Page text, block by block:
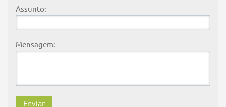
Assunto:
Mensagem: